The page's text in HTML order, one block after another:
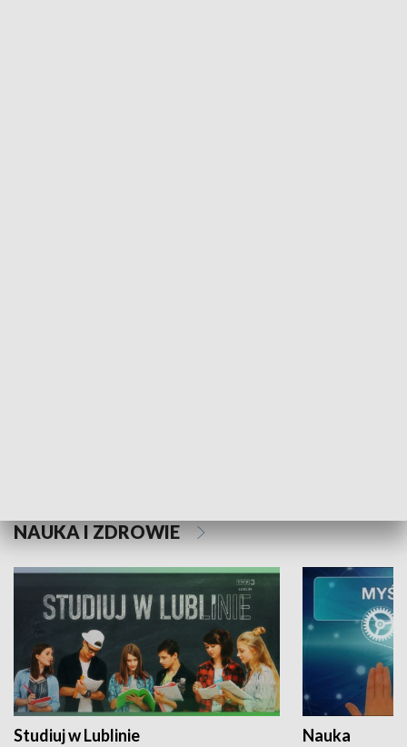
NAUKA I ZDROWIE
Studiuj w Lublinie Nauka